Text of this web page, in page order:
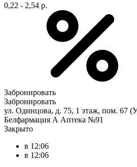
0,22 - 2,54 р.
Забронировать
Забронировать
ул. Одинцова, д. 75, 1 этаж, пом. 67
Белфармация А Аптека №91
Закрыто
в 12:06
в 12:06